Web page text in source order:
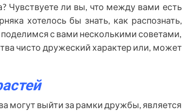
Чувствуете ли вы, что между вами есть
хотелось бы знать, как распознать,
с вами несколькими советами,
чисто дружеский характер или, может
могут выйти за рамки дружбы, является